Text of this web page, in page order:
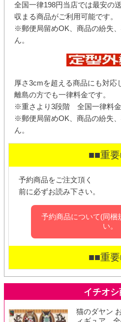
全国一律198円当店では最安の
収まる商品がご利用可能です。
※郵便局留めOK、商品の紛失
ん。
厚さ3cmを超える商品にも対応
離島の方でも一律料金です。
※重さより3段階 全国一律料金
※郵便局留めOK、商品の紛失
ん。
■■重
予約商品をご注文頂く
前に必ずお読み下さい。
予約商品について(同梱
い。
■■重
猫のダヤン